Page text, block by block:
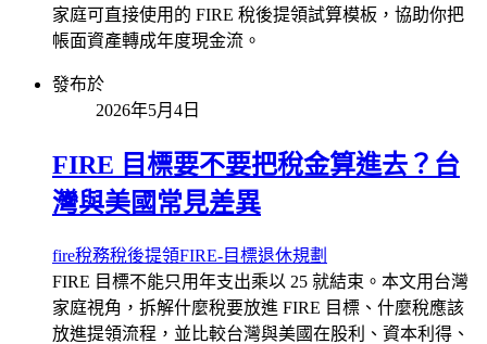
家庭可直接使用的 FIRE 稅後提領試算模板，協助你把
帳面資產轉成年度現金流。
發布於
2026年5月4日
FIRE 目標要不要把稅金算進去？台
灣與美國常見差異
fire稅務稅後提領FIRE-目標退休規劃
FIRE 目標不能只用年支出乘以 25 就結束。本文用台灣
家庭視角，拆解什麼稅要放進 FIRE 目標、什麼稅應該
放進提領流程，並比較台灣與美國在股利、資本利得、